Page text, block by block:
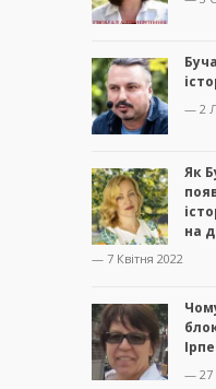
— 2
Як
на
— 7 Квітня 2022
— 27